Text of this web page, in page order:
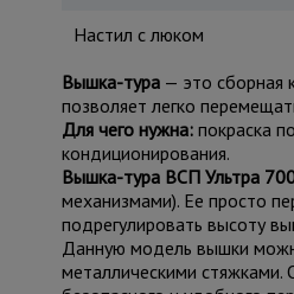
Настил с люком
Вышка-тура— это сборная
позволяет легко
Для чего нужна:покраска
кондиционирования.
Вышка-тура ВСП Ультра
механизмами). Ее просто
подрегулировать высоту
Данную модель вышки
металлическими